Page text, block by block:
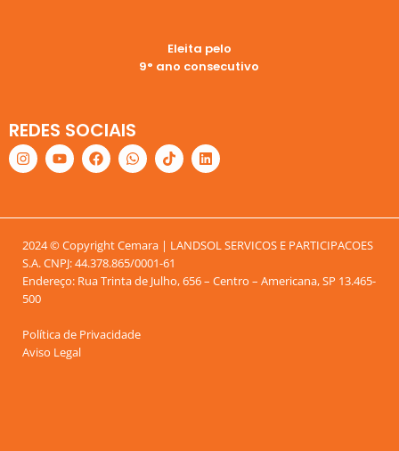
Eleita pelo
9° ano consecutivo
REDES SOCIAIS
2024 © Copyright Cemara | LANDSOL SERVICOS E PARTICIPACOES
S.A. CNPJ: 44.378.865/0001-61
Endereço: Rua Trinta de Julho, 656 – Centro – Americana, SP 13.465-
500
Política de Privacidade
Aviso Legal